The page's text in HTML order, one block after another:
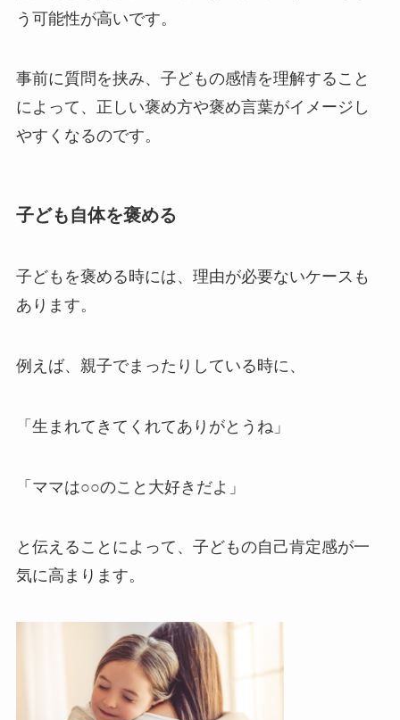
う可能性が高いです。
事前に質問を挟み、子どもの感情を理解すること
によって、正しい褒め方や褒め言葉がイメージし
やすくなるのです。
子ども自体を褒める
子どもを褒める時には、理由が必要ないケースも
あります。
例えば、親子でまったりしている時に、
「生まれてきてくれてありがとうね」
「ママは○○のこと大好きだよ」
と伝えることによって、子どもの自己肯定感が一
気に高まります。